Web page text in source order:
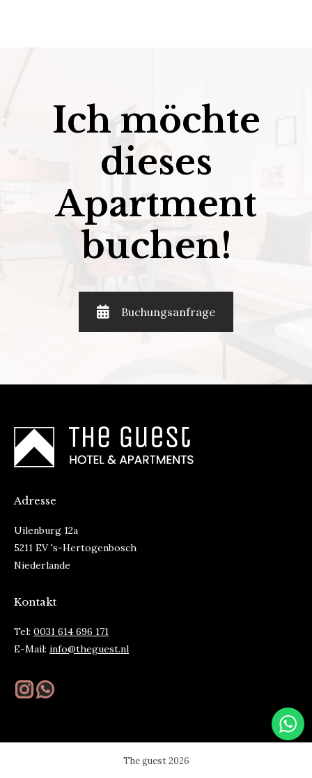
Ich möchte
dieses
Apartment
buchen!
Buchungsanfrage
Adresse
Uilenburg 12a
5211 EV 's-Hertogenbosch
Niederlande
Kontakt
Tel: 0031 614 696 171
E-Mail: info@theguest.nl
Finden Sie uns auf:
InstagramWhatsapp
The guest 2026